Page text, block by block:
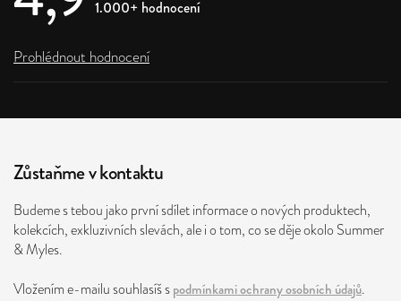
1.000+ hodnocení
Prohlédnout hodnocení
Zůstaňme v kontaktu
Budeme s tebou jako první sdílet informace o nových produktech,
kolekcích, exkluzivních slevách, ale i o tom, co se děje okolo Summer
& Myles.
Vložením e-mailu souhlasíš spodmínkami ochrany osobních údajů.